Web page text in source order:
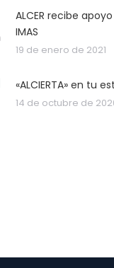
ALCER recibe
IMAS
19 de enero de 2021
«ALCIERTA» en tu
14 de octubre de